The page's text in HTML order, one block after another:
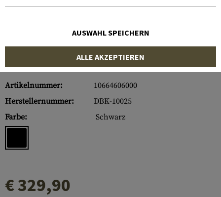
Artikelnummer:
10664606000
Herstellernummer:
DBK-10025
Farbe:
Schwarz
€ 329,90
AUSWAHL SPEICHERN
ALLE AKZEPTIEREN